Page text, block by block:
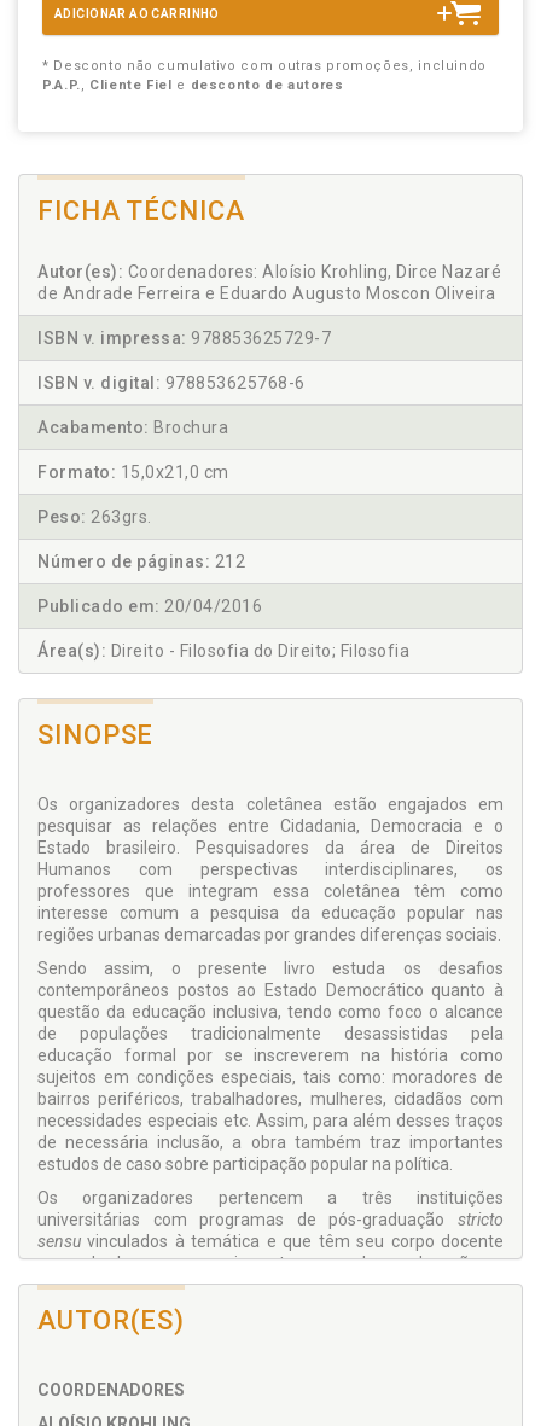
ADICIONAR AO CARRINHO
* Desconto não cumulativo com outras promoções, incluindo
P.A.P., Cliente Fiel e desconto de autores
FICHA TÉCNICA
Autor(es): Coordenadores: Aloísio Krohling, Dirce Nazaré
de Andrade Ferreira e Eduardo Augusto Moscon Oliveira
ISBN v. impressa: 978853625729-7
ISBN v. digital: 978853625768-6
Acabamento: Brochura
Formato: 15,0x21,0 cm
Peso: 263grs.
Número de páginas: 212
Publicado em: 20/04/2016
Área(s): Direito - Filosofia do Direito; Filosofia
SINOPSE
Os organizadores desta coletânea estão engajados em
pesquisar as relações entre Cidadania, Democracia e o
Estado brasileiro. Pesquisadores da área de Direitos
Humanos com perspectivas interdisciplinares, os
professores que integram essa coletânea têm como
interesse comum a pesquisa da educação popular nas
regiões urbanas demarcadas por grandes diferenças sociais.
Sendo assim, o presente livro estuda os desafios
contemporâneos postos ao Estado Democrático quanto à
questão da educação inclusiva, tendo como foco o alcance
de populações tradicionalmente desassistidas pela
educação formal por se inscreverem na história como
sujeitos em condições especiais, tais como: moradores de
bairros periféricos, trabalhadores, mulheres, cidadãos com
necessidades especiais etc. Assim, para além desses traços
de necessária inclusão, a obra também traz importantes
estudos de caso sobre participação popular na política.
Os organizadores pertencem a três instituições
universitárias com programas de pós-graduação stricto
sensu vinculados à temática e que têm seu corpo docente
empenhado em pesquisar temas sobre educação e
cidadania. Logo, além de se interpor como importante eixo
temático de pesquisa, uma vez que tensiona os estudos
bibliográficos da área, a obra também faz um atual processo
capilares que a circundam. Com isso o livro objetiva a
mediação crítica e cidadã.
AUTOR(ES)
COORDENADORES